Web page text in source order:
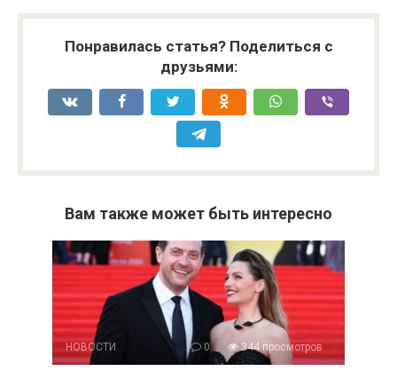
Понравилась статья? Поделиться с
друзьями:
Вам также может быть интересно
НОВОСТИ 0 344 просмотров